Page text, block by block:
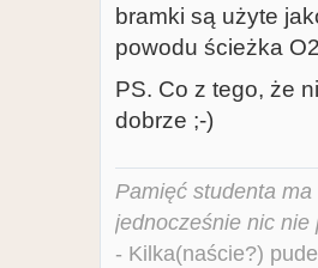
bramki są użyte
powodu ścieżka
PS. Co z tego, że
dobrze ;-)
Pamięć studenta
jednocześnie nic nie
- Kilka(naście?)